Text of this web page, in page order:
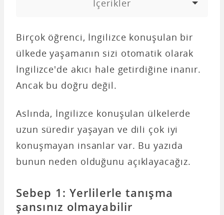
İçerikler
Birçok öğrenci, İngilizce konuşulan bir
ülkede yaşamanın sizi otomatik olarak
İngilizce'de akıcı hale getirdiğine inanır.
Ancak bu doğru değil.
Aslında, İngilizce konuşulan ülkelerde
uzun süredir yaşayan ve dili çok iyi
konuşmayan insanlar var. Bu yazıda
bunun neden olduğunu açıklayacağız.
Sebep 1: Yerlilerle tanışma
şansınız olmayabilir